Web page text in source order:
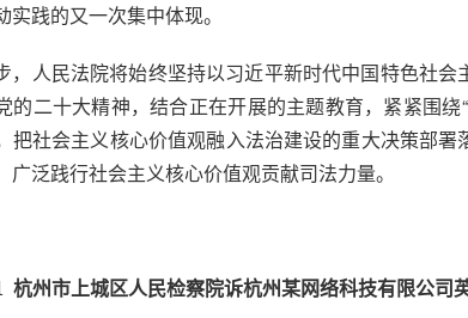
实践的又一次集中体现。
，人民法院将始终坚持以习近平新时代中国特色社
的二十大精神，结合正在开展的主题教育，紧紧围
把社会主义核心价值观融入法治建设的重大决策部
广泛践行社会主义核心价值观贡献司法力量。
杭州市上城区人民检察院诉杭州某网络科技有限公司